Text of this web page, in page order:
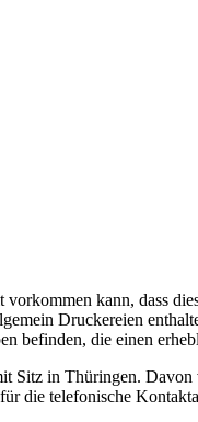
kann, dass
Druckereien
befinden, die einen
Sitz in Thüringen. Davon
die telefonische